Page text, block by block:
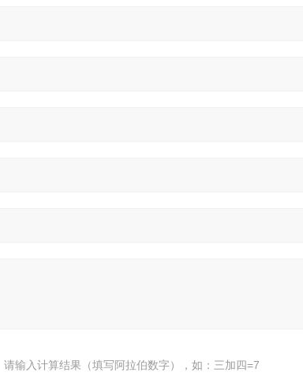
请输入计算结果（填写阿拉伯数字），如：三加四=7